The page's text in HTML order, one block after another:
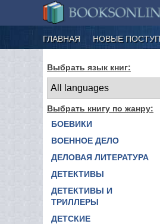
ГЛАВНАЯ НОВЫЕ
Выбрать язык книг:
Выбрать книгу по жанру:
БОЕВИКИ
ВОЕННОЕ ДЕЛО
ДЕЛОВАЯ ЛИТЕРАТУРА
ДЕТЕКТИВЫ
ДЕТЕКТИВЫ И
ТРИЛЛЕРЫ
ДЕТСКИЕ